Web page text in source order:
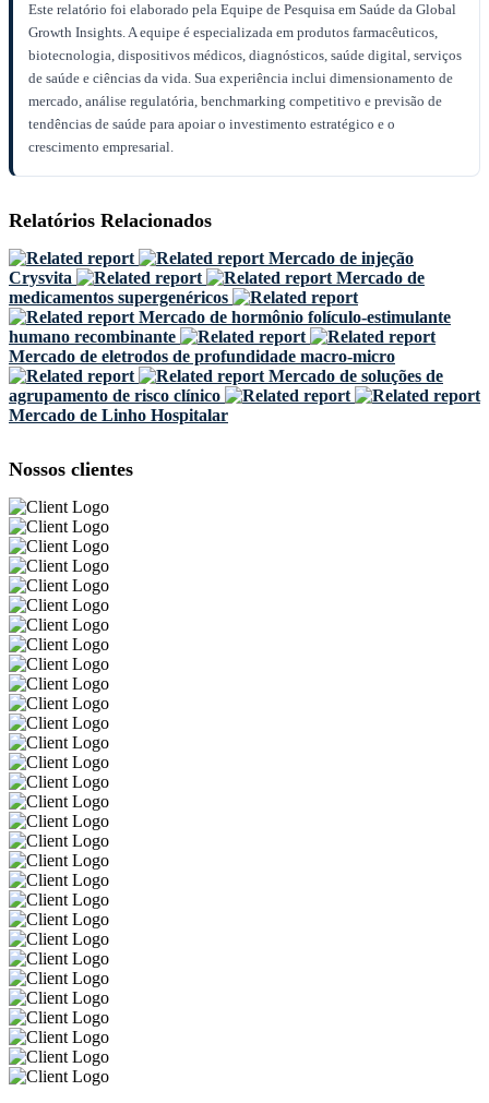
Este relatório foi elaborado pela Equipe de Pesquisa em Saúde da Global
Growth Insights. A equipe é especializada em produtos farmacêuticos,
biotecnologia, dispositivos médicos, diagnósticos, saúde digital, serviços
de saúde e ciências da vida. Sua experiência inclui dimensionamento de
mercado, análise regulatória, benchmarking competitivo e previsão de
tendências de saúde para apoiar o investimento estratégico e o
crescimento empresarial.
Relatórios Relacionados
Mercado de injeção
Crysvita
Mercado de
medicamentos supergenéricos
Mercado de hormônio folículo-estimulante
humano recombinante
Mercado de eletrodos de profundidade macro-micro
Mercado de soluções de
agrupamento de risco clínico
Mercado de Linho Hospitalar
Nossos clientes